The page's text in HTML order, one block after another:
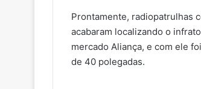
Prontamente, radiopatrulhas
acabaram localizando o
mercado Aliança, e com ele
de 40 polegadas.